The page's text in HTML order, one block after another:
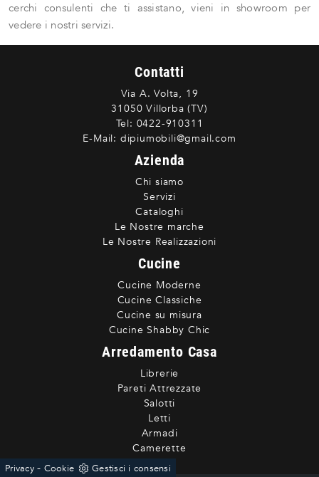
cerchi consulenti che ti assistano, vieni in showroom per
vedere i nostri servizi.
Contatti
Via A. Volta, 19
31050 Villorba (TV)
Tel: 0422-910311
E-Mail: dipiumobili@gmail.com
Azienda
Chi siamo
Servizi
Cataloghi
Le Nostre marche
Le Nostre Realizzazioni
Cucine
Cucine Moderne
Cucine Classiche
Cucine su misura
Cucine Shabby Chic
Arredamento Casa
Librerie
Pareti Attrezzate
Salotti
Letti
Armadi
Camerette
Privacy- Cookie Gestisci i consensi